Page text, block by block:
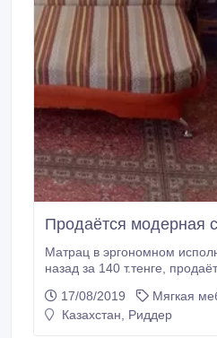
Продаётся модерная
Матрац в эргономном
назад за 140 т.тенге, продаётся за 40 т.тенге.
Татьяну..
17/08/2019
Мягкая
Казахстан, Риддер